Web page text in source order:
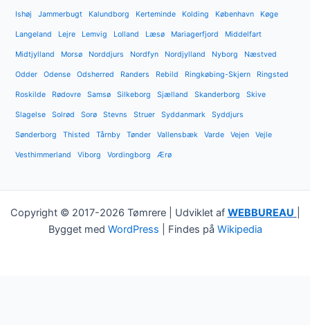
Ishøj Jammerbugt Kalundborg Kerteminde Kolding København Køge
Langeland Lejre Lemvig Lolland Læsø Mariagerfjord Middelfart
Midtjylland Morsø Norddjurs Nordfyn Nordjylland Nyborg Næstved
Odder Odense Odsherred Randers Rebild Ringkøbing-Skjern Ringsted
Roskilde Rødovre Samsø Silkeborg Sjælland Skanderborg Skive
Slagelse Solrød Sorø Stevns Struer Syddanmark Syddjurs
Sønderborg Thisted Tårnby Tønder Vallensbæk Varde Vejen Vejle
Vesthimmerland Viborg Vordingborg Ærø
Copyright © 2017-2026 Tømrere | Udviklet af WEBBUREAU
Bygget med WordPress | Findes på Wikipedia